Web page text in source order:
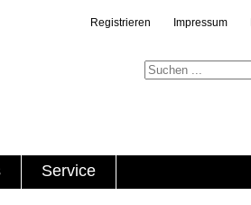
Registrieren Impressum
Service